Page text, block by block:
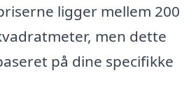
ligger mellem 200
men dette
på dine specifikke